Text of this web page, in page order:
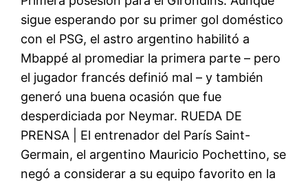
sigue esperando por su primer gol doméstico
con el PSG, el astro argentino habilitó a
Mbappé al promediar la primera parte – pero
el jugador francés definió mal – y también
generó una buena ocasión que fue
desperdiciada por Neymar. RUEDA DE
PRENSA | El entrenador del París Saint-
Germain, el argentino Mauricio Pochettino, se
negó a considerar a su equipo favorito en la